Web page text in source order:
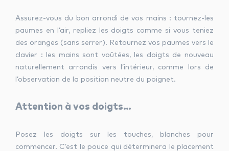
Assurez-vous du bon arrondi de vos mains : tournez-les
paumes en l’air, repliez les doigts comme si vous teniez
des oranges (sans serrer). Retournez vos paumes vers le
clavier : les mains sont voûtées, les doigts de nouveau
naturellement arrondis vers l’intérieur, comme lors de
l’observation de la position neutre du poignet.
Attention à vos doigts…
Posez les doigts sur les touches, blanches pour
commencer. C’est le pouce qui déterminera le placement